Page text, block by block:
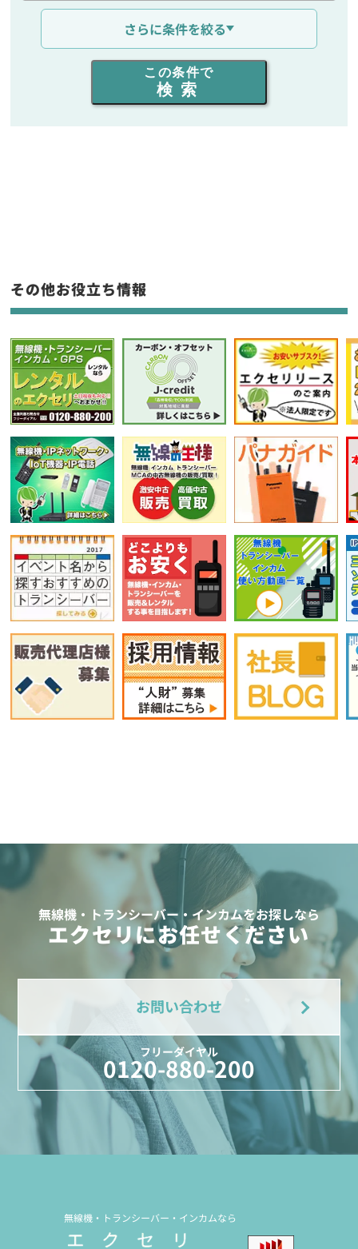
通信距離を選ぶ
出力を選ぶ
同時通話人数を選ぶ
フリーワード入力(製品名等)
選択条件をリセット
さらに条件を絞る
この条件で
検索
その他お役立ち情報
無線機・トランシーバー・インカムをお探しなら
エクセリにお任せください
お問い合わせ
フリーダイヤル
0120-880-200
無線機・トランシーバー・インカムなら